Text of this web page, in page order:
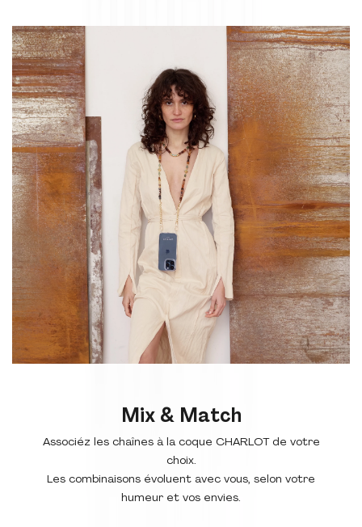
Mix & Match
Associéz les chaînes à la coque CHARLOT de votre
choix.
Les combinaisons évoluent avec vous, selon votre
humeur et vos envies.